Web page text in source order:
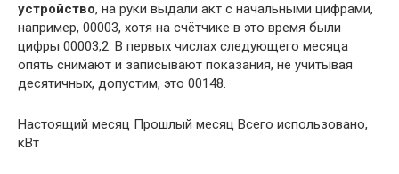
устройство, на руки выдали акт с начальными цифрами,
например, 00003, хотя на счётчике в это время были
цифры 00003,2. В первых числах следующего месяца
опять снимают и записывают показания, не учитывая
десятичных, допустим, это 00148.
Настоящий месяц Прошлый месяц Всего использовано,
кВт